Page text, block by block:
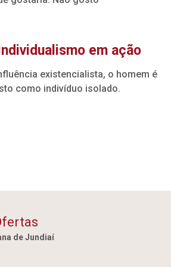
em ação
existencialista, o homem é
como indivíduo isolado.
de Jundiaí